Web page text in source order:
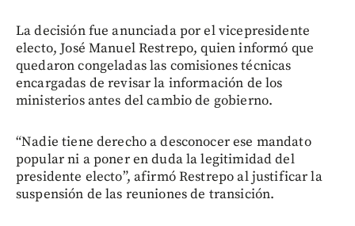
La decisión fue anunciada por el vicepresidente
electo, José Manuel Restrepo, quien informó que
quedaron congeladas las comisiones técnicas
encargadas de revisar la información de los
ministerios antes del cambio de gobierno.
“Nadie tiene derecho a desconocer ese mandato
popular ni a poner en duda la legitimidad del
presidente electo”, afirmó Restrepo al justificar la
suspensión de las reuniones de transición.